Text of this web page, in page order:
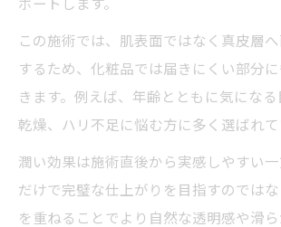
この施術では、肌表面ではなく真皮層
するため、化粧品では届きにくい部分
きます。例えば、年齢とともに気にな
乾燥、ハリ不足に悩む方に多く選ばれて
潤い効果は施術直後から実感しやすい
だけで完璧な仕上がりを目指すのでは
を重ねることでより自然な透明感や滑